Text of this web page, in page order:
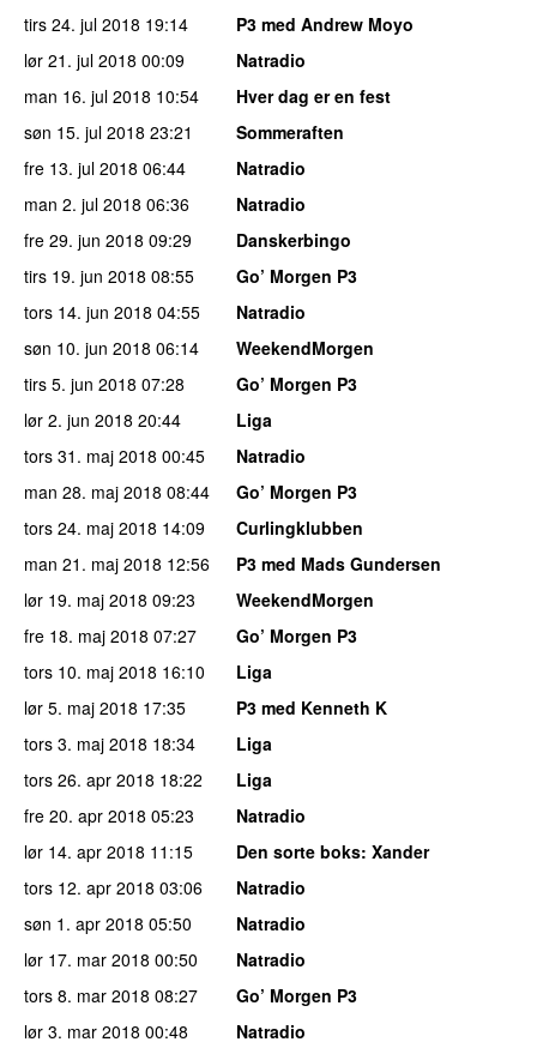
tirs 24. jul 2018 19:14
P3 med Andrew Moyo
lør 21. jul 2018 00:09
Natradio
man 16. jul 2018 10:54
Hver dag er en fest
søn 15. jul 2018 23:21
Sommeraften
fre 13. jul 2018 06:44
Natradio
man 2. jul 2018 06:36
Natradio
fre 29. jun 2018 09:29
Danskerbingo
tirs 19. jun 2018 08:55
Go’ Morgen P3
tors 14. jun 2018 04:55
Natradio
søn 10. jun 2018 06:14
WeekendMorgen
tirs 5. jun 2018 07:28
Go’ Morgen P3
lør 2. jun 2018 20:44
Liga
tors 31. maj 2018 00:45
Natradio
man 28. maj 2018 08:44
Go’ Morgen P3
tors 24. maj 2018 14:09
Curlingklubben
man 21. maj 2018 12:56
P3 med Mads Gundersen
lør 19. maj 2018 09:23
WeekendMorgen
fre 18. maj 2018 07:27
Go’ Morgen P3
tors 10. maj 2018 16:10
Liga
lør 5. maj 2018 17:35
P3 med Kenneth K
tors 3. maj 2018 18:34
Liga
tors 26. apr 2018 18:22
Liga
fre 20. apr 2018 05:23
Natradio
lør 14. apr 2018 11:15 Den sorte boks: Xander
tors 12. apr 2018 03:06
Natradio
søn 1. apr 2018 05:50
Natradio
lør 17. mar 2018 00:50
Natradio
tors 8. mar 2018 08:27
Go’ Morgen P3
lør 3. mar 2018 00:48
Natradio